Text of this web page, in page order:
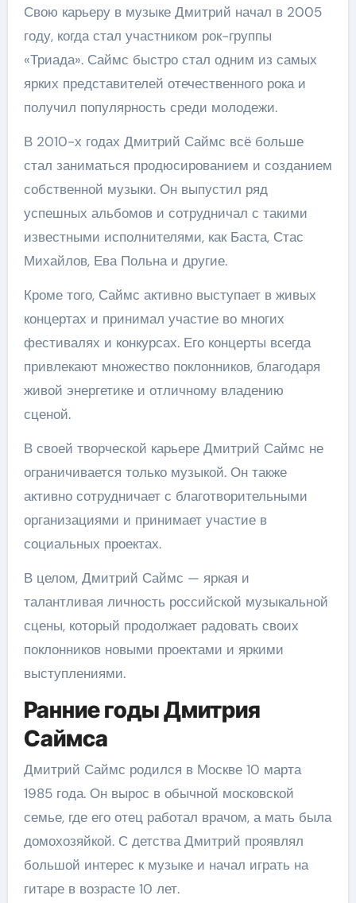
Свою карьеру в музыке Дмитрий начал в 2005
году, когда стал участником рок-группы
«Триада». Саймс быстро стал одним из самых
ярких представителей отечественного рока и
получил популярность среди молодежи.
В 2010-х годах Дмитрий Саймс всё больше
стал заниматься продюсированием и созданием
собственной музыки. Он выпустил ряд
успешных альбомов и сотрудничал с такими
известными исполнителями, как Баста, Стас
Михайлов, Ева Польна и другие.
Кроме того, Саймс активно выступает в живых
концертах и принимал участие во многих
фестивалях и конкурсах. Его концерты всегда
привлекают множество поклонников, благодаря
живой энергетике и отличному владению
сценой.
В своей творческой карьере Дмитрий Саймс не
ограничивается только музыкой. Он также
активно сотрудничает с благотворительными
организациями и принимает участие в
социальных проектах.
В целом, Дмитрий Саймс — яркая и
талантливая личность российской музыкальной
сцены, который продолжает радовать своих
поклонников новыми проектами и яркими
выступлениями.
Ранние годы Дмитрия
Саймса
Дмитрий Саймс родился в Москве 10 марта
1985 года. Он вырос в обычной московской
семье, где его отец работал врачом, а мать была
домохозяйкой. С детства Дмитрий проявлял
большой интерес к музыке и начал играть на
гитаре в возрасте 10 лет.